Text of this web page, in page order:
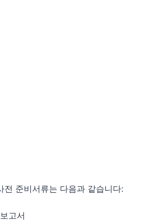
준비서류는 다음과 같습니다:
고서